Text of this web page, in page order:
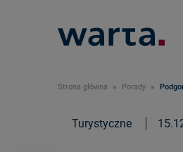
Strona główna Porady
Turystyczne